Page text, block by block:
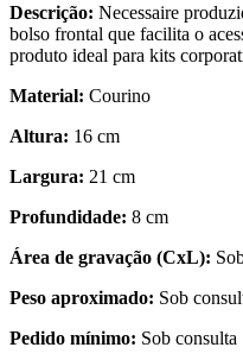
Descrição: Necessaire
bolso frontal que facilita o
produto ideal para kits
Material: Courino
Altura: 16 cm
Largura: 21 cm
Profundidade: 8 cm
Área de gravação (CxL):
Peso aproximado: Sob
Pedido mínimo: Sob consulta